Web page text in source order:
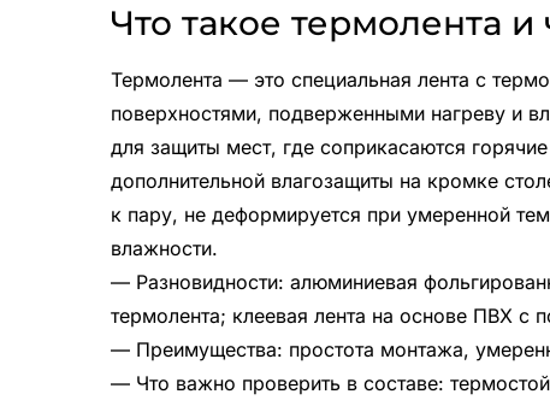
Что такое термолента
Термолента — это специальная лента с
поверхностями, подверженными нагреву и
для защиты мест, где соприкасаются
дополнительной влагозащиты на кромке
к пару, не деформируется при умеренной
влажности.
— Разновидности: алюминиевая
термолента; клеевая лента на основе ПВХ с
— Преимущества: простота монтажа,
— Что важно проверить в составе: